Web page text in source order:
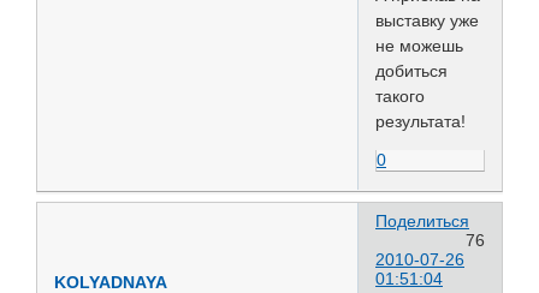
выставку уже
не можешь
добиться
такого
результата!
0
Поделиться
76
2010-07-26
01:51:04
KOLYADNAYA